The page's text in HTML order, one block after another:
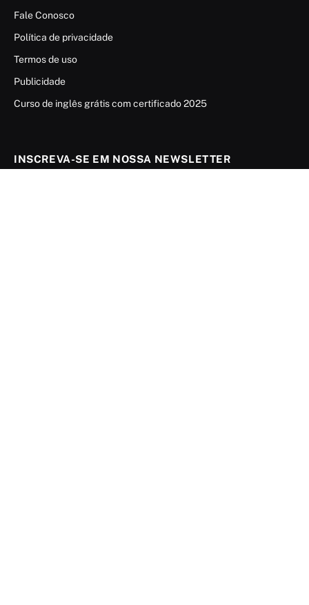
Fale Conosco
Política de privacidade
Termos de uso
Publicidade
Curso de inglês grátis com certificado 2025
INSCREVA-SE EM NOSSA NEWSLETTER